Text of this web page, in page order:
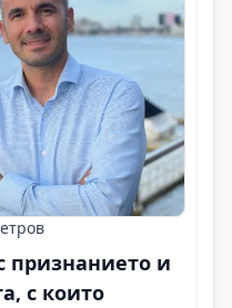
признанието и
с които